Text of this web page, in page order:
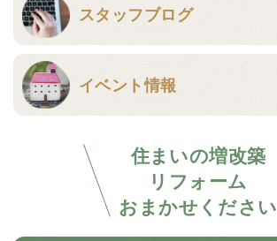
スタッフブログ
イベント情報
住まいの増改築
リフォーム
おまかせください